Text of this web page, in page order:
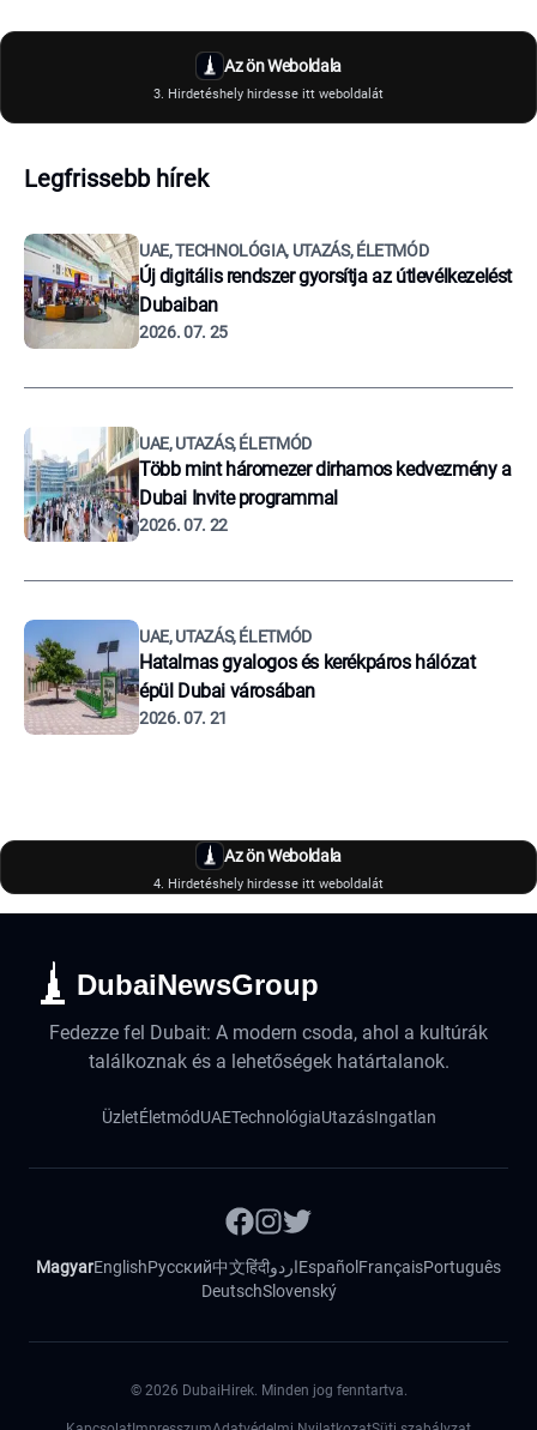
Az ön Weboldala
3. Hirdetéshely hirdesse itt weboldalát
Legfrissebb hírek
UAE, TECHNOLÓGIA, UTAZÁS, ÉLETMÓD
Új digitális rendszer gyorsítja az útlevélkezelést
Dubaiban
2026. 07. 25
UAE, UTAZÁS, ÉLETMÓD
Több mint háromezer dirhamos kedvezmény a
Dubai Invite programmal
2026. 07. 22
UAE, UTAZÁS, ÉLETMÓD
Hatalmas gyalogos és kerékpáros hálózat
épül Dubai városában
2026. 07. 21
Az ön Weboldala
4. Hirdetéshely hirdesse itt weboldalát
DubaiNewsGroup
Fedezze fel Dubait: A modern csoda, ahol a kultúrák
találkoznak és a lehetőségek határtalanok.
ÜzletÉletmódUAETechnológiaUtazásIngatlan
MagyarEnglishРусский中文हिंदीاردوEspañol FrançaisPortuguês
DeutschSlovenský
© 2026 DubaiHirek. Minden jog fenntartva.